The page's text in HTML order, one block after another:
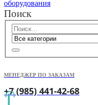
Поиск
МЕНЕДЖЕР ПО ЗАКАЗАМ
+7 (985) 441-42-68